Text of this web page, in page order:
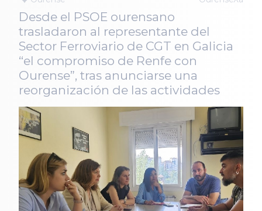
Desde el PSOE ourensano
trasladaron al representante del
Sector Ferroviario de CGT en Galicia
“el compromiso de Renfe con
Ourense”, tras anunciarse una
reorganización de las actividades